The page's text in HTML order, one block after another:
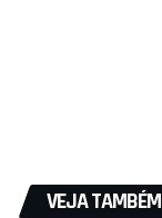
VEJA TAMBÉM